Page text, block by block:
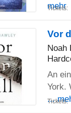
mehr
Tickets:
Vor
Noah
An
York.
...
Tickets: